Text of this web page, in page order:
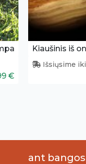
€
Kiaušinis iš
Išsiųsime
ant bangos